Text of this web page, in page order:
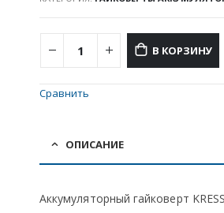
В КОРЗИНУ
Сравнить
ОПИСАНИЕ
Аккумуляторный гайковерт